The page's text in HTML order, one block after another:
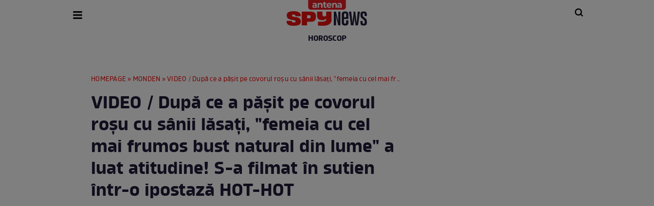
HOROSCOP
HOMEPAGE » MONDEN » VIDEO / După ce a păşit pe covorul roşu cu sânii lăsaţi, "femeia cu cel mai frumos bust natural din lume" a luat atitudine! S-a filmat în sutien într-o ipostază HOT-HOT
VIDEO / După ce a păşit pe covorul
roşu cu sânii lăsaţi, "femeia cu cel
mai frumos bust natural din lume" a
luat atitudine! S-a filmat în sutien
într-o ipostază HOT-HOT